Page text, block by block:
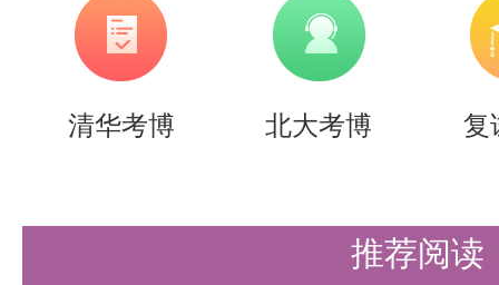
内容特色亮点
掌握解题方法非常有帮助。
清华考博 北大考博 复
推荐阅读